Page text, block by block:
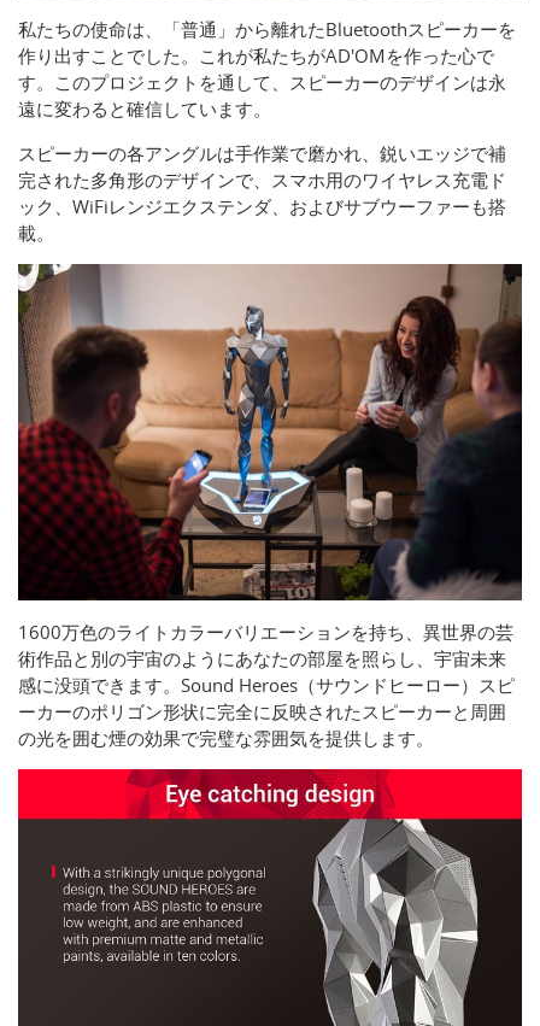
私たちの使命は、「普通」から離れたBluetoothスピーカーを
作り出すことでした。これが私たちがAD'OMを作った心で
す。このプロジェクトを通して、スピーカーのデザインは永
遠に変わると確信しています。
スピーカーの各アングルは手作業で磨かれ、鋭いエッジで補
完された多角形のデザインで、スマホ用のワイヤレス充電ド
ック、WiFiレンジエクステンダ、およびサブウーファーも搭
載。
1600万色のライトカラーバリエーションを持ち、異世界の芸
術作品と別の宇宙のようにあなたの部屋を照らし、宇宙未来
感に没頭できます。Sound Heroes（サウンドヒーロー）スピ
ーカーのポリゴン形状に完全に反映されたスピーカーと周囲
の光を囲む煙の効果で完璧な雰囲気を提供します。